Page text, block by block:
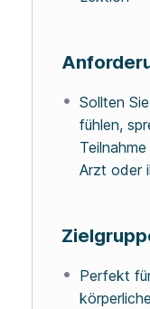
Sollten
fühlen,
Arzt oder
Perfekt